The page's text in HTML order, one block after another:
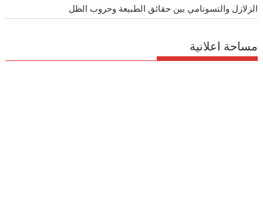
الزلازل والتسونامي بين حقائق الطبيعة وحروب الظل
مساحة اعلانية